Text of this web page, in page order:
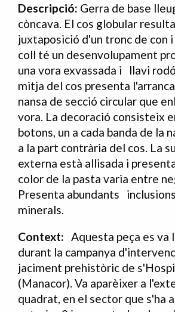
Descripció: Gerra de base
còncava. El cos globular
juxtaposició d'un tronc de con
coll té un desenvolupament
una vora exvassada i llavi
mitja del cos presenta
nansa de secció circular que
vora. La decoració consisteix
botons, un a cada banda de la
a la part contrària del cos. La
externa està allisada i
color de la pasta varia entre
Presenta abundants
minerals.
Context: Aquesta peça es va
durant la campanya
jaciment prehistòric de
(Manacor). Va aparèixer a
quadrat, en el sector que s'ha